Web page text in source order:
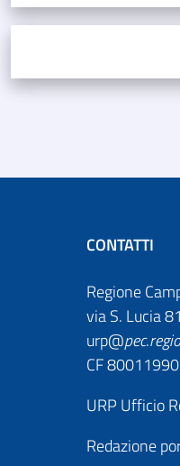
CONTATTI
Regione
via S. Lucia
urp@pec.
CF
URP Ufficio
Redazione